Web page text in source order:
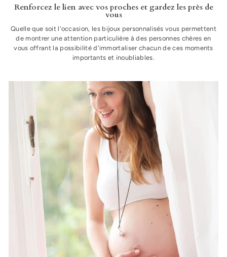
Renforcez le lien avec vos proches et gardez les près de
vous
Quelle que soit l'occasion, les bijoux personnalisés vous permettent
de montrer une attention particulière à des personnes chères en
vous offrant la possibilité d'immortaliser chacun de ces moments
importants et inoubliables.